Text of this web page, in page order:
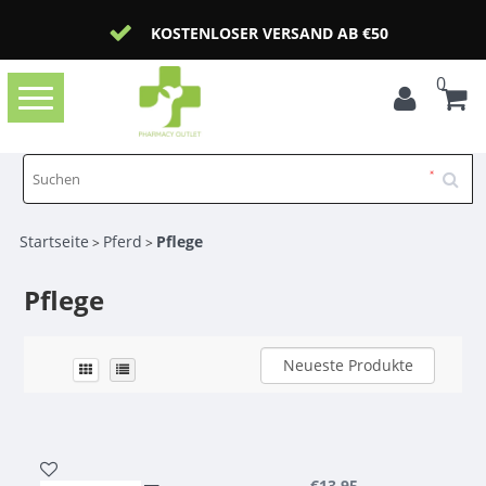
KOSTENLOSER VERSAND AB €50
Toggle
navigation
0
Startseite > Pferd > Pflege
Pflege
Neueste Produkte